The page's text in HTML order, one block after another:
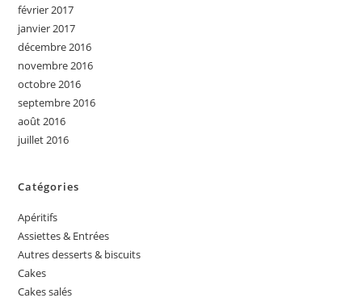
février 2017
janvier 2017
décembre 2016
novembre 2016
octobre 2016
septembre 2016
août 2016
juillet 2016
Catégories
Apéritifs
Assiettes & Entrées
Autres desserts & biscuits
Cakes
Cakes salés